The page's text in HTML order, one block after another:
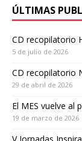
ÚLTIMAS
CD recopilatorio
5 de julio de 2026
CD recopilatorio
29 de abril de 2026
El MES vuelve al
19 de marzo de 2026
V Jornadas